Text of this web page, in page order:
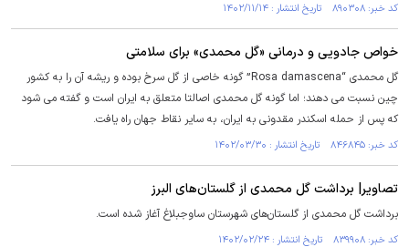
کد خبر: ۸۹۰۳۰۸ تاریخ انتشار : ۱۴۰۲/۱۱/۱۴
خواص جادویی و درمانی «گل محمدی» برای سلامتی
گل محمدی “Rosa damascena” گونه خاصی از گل سرخ بوده و ریشه آن را به کشور
چین نسبت می دهند؛ اما گونه گل محمدی اصالتا متعلق به ایران است و گفته می شود
که پس از حمله اسکندر مقدونی به ایران، به سایر نقاط جهان راه یافت.
کد خبر: ۸۴۶۸۴۵ تاریخ انتشار : ۱۴۰۲/۰۳/۳۰
تصاویر| برداشت گل محمدی از گلستان‌های البرز
برداشت گل محمدی از گلستان‌های شهرستان ساوجبلاغ آغاز شده است.
کد خبر: ۸۳۹۹۰۸ تاریخ انتشار : ۱۴۰۲/۰۲/۲۴